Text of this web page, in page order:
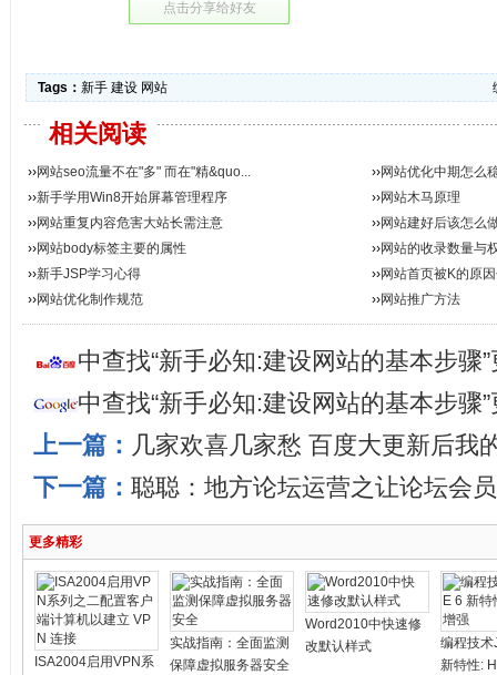
点击分享给好友
Tags： 新手 建设 网站
相关阅读
››网站seo流量不在"多" 而在"精&quo... ››网站优化中期怎么
››新手学用Win8开始屏幕管理程序 ››网站木马原理
››网站重复内容危害大站长需注意 ››网站建好后该怎么
››网站body标签主要的属性 ››网站的收录数量与
››新手JSP学习心得 ››网站首页被K的原
››网站优化制作规范 ››网站推广方法
中查找“新手必知:建设网站的基本步骤
中查找“新手必知:建设网站的基本步骤
上一篇： 几家欢喜几家愁 百度大更新后我
下一篇： 聪聪：地方论坛运营之让论坛会
更多精彩
ISA2004启用VPN系
实战指南：全面监测
保障虚拟服务器安全
Word2010中快速修
改默认样式
编程技
新特性: